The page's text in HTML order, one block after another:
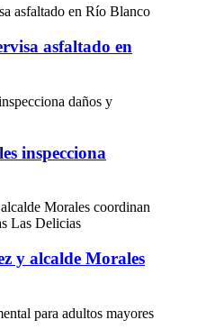
asfaltado en
inspecciona
y alcalde Morales